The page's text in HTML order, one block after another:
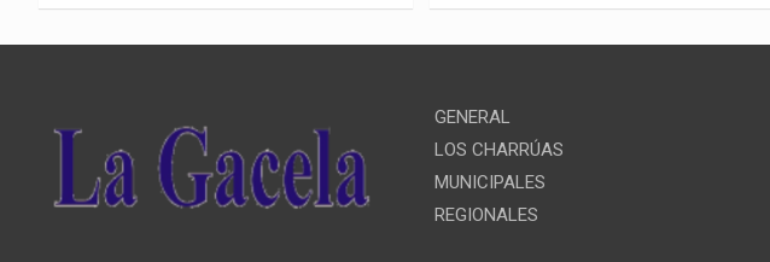
GENERAL
LOS CHARRÚAS
MUNICIPALES
REGIONALES